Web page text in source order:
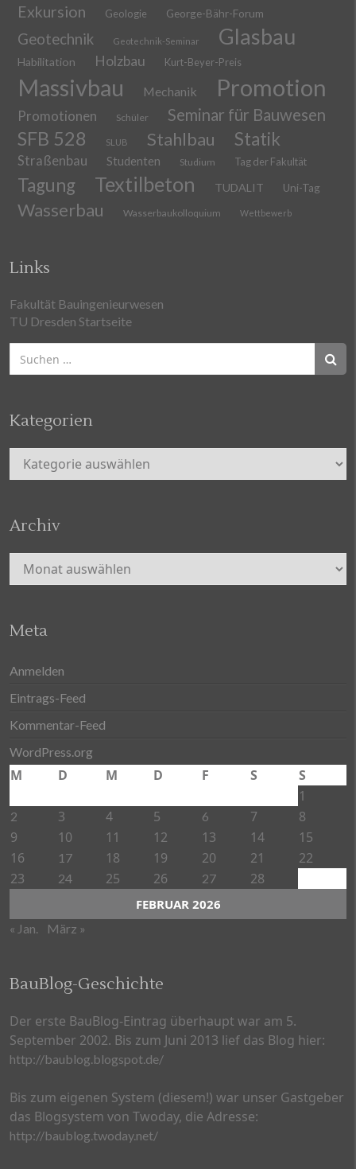
Exkursion Geologie George-Bähr-Forum
Geotechnik Geotechnik-Seminar Glasbau
Habilitation Holzbau Kurt-Beyer-Preis
Massivbau Mechanik Promotion
Promotionen Schüler Seminar für Bauwesen
SFB 528 SLUB Stahlbau Statik
Straßenbau Studenten Studium Tag der Fakultät
Tagung Textilbeton TUDALIT Uni-Tag
Wasserbau Wasserbaukolloquium Wettbewerb
Links
Fakultät Bauingenieurwesen
TU Dresden Startseite
nach:
Kategorien
Kategorien
Archiv
Archiv
Meta
Anmelden
Eintrags-Feed
Kommentar-Feed
WordPress.org
FEBRUAR 2026
M D M D F S
S
1
2 3 4 5 6 7
8
9
10 11 12 13 14
15
16
17 18 19 20 21
22
23
24 25 26 27 28
« Jan. März »
BauBlog-Geschichte
Der erste BauBlog-Eintrag überhaupt war am 5.
September 2002. Bis zum Juni 2013 lief das Blog hier:
http://baublog.blogspot.de/
Bis zum eigenen System (diesem!) war unser Gastgeber
das Blogsystem von Twoday, die Adresse:
http://baublog.twoday.net/